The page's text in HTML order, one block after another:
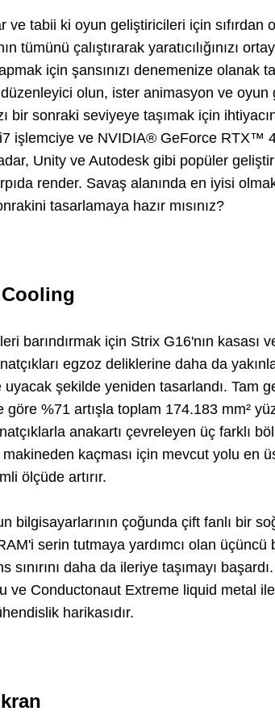
ve tabii ki oyun geliştiricileri için sıfırdan
tümünü çalıştırarak yaratıcılığınızı
için şansınızı denemenize olanak
düzenleyici olun, ister animasyon ve oyun
bir sonraki seviyeye taşımak için
işlemciye ve NVIDIA® GeForce RTX™
Unity ve Autodesk gibi popüler
render. Savaş alanında en iyisi
tasarlamaya hazır mısınız?
barındırmak için Strix G16'nın kasası
egzoz deliklerine daha da
uyacak şekilde yeniden tasarlandı. Tam
%71 artışla toplam 174.183 mm²
anakartı çevreleyen üç farklı
makineden kaçması için mevcut yolu en
ölçüde artırır.
bilgisayarlarının çoğunda çift fanlı bir
serin tutmaya yardımcı olan üçüncü
sınırını daha da ileriye taşımayı
ve Conductonaut Extreme liquid metal
harikasıdır.